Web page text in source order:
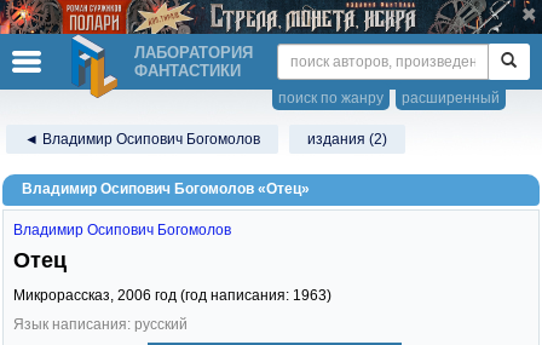
ЛАБОРАТОРИЯ
ФАНТАСТИКИ
расширенный
поиск по жанру
◄ Владимир Осипович Богомолов издания (2)
Владимир Осипович Богомолов «Отец»
Владимир Осипович Богомолов
Отец
Микрорассказ, 2006 год (год написания: 1963)
Язык написания: русский